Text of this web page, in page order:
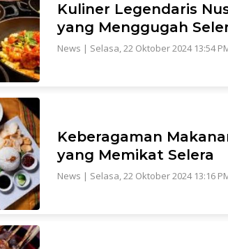
Kuliner Legendaris
yang Menggugah
News | Selasa, 22 Oktober 2024 13:54
Keberagaman
yang Memikat Selera
News | Selasa, 22 Oktober 2024 13:16